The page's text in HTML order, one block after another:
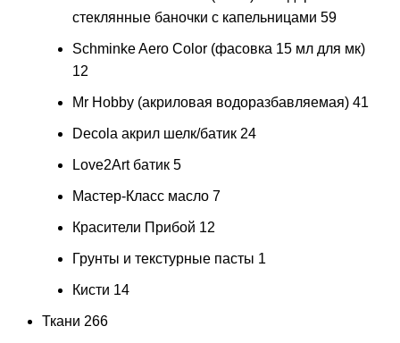
стеклянные баночки с капельницами 59
Schminke Aero Color (фасовка 15 мл для мк)
12
Mr Hobby (акриловая водоразбавляемая) 41
Decola акрил шелк/батик 24
Love2Art батик 5
Мастер-Класс масло 7
Красители Прибой 12
Грунты и текстурные пасты 1
Кисти 14
Ткани 266